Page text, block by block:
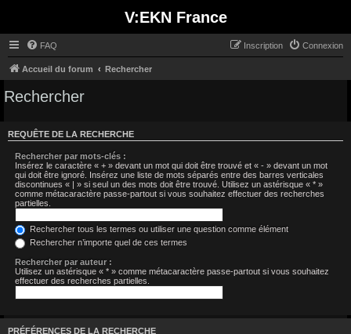
V:EKN France
FAQ Connexion
Inscription
Accueil du forum Rechercher
Rechercher
REQUÊTE DE LA RECHERCHE
Rechercher par mots-clés :
Insérez le caractère « + » devant un mot qui doit être trouvé et « - » devant un mot
qui doit être ignoré. Insérez une liste de mots séparés entre des barres verticales
discontinues « | » si seul un des mots doit être trouvé. Utilisez un astérisque « * »
comme métacaractère passe-partout si vous souhaitez effectuer des recherches
partielles.
Rechercher tous les termes ou utiliser une question comme élément
Rechercher n’importe quel de ces termes
Rechercher par auteur :
Utilisez un astérisque « * » comme métacaractère passe-partout si vous souhaitez
effectuer des recherches partielles.
PRÉFÉRENCES DE LA RECHERCHE